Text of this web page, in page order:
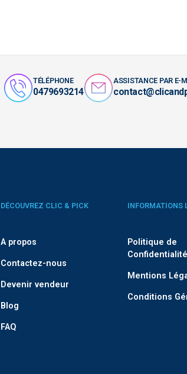
TÉLÉPHONE
0479693214
ASSISTANCE PAR E-
DÉCOUVREZ CLIC & PICK
A propos
Contactez-nous
Devenir vendeur
Blog
FAQ
INFORMATIONS
Politique de
Confidentialité
Mentions
Conditions